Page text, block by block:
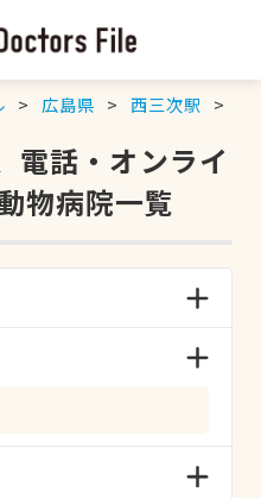
広島県 西三次駅
電話・オンライ
物病院一覧